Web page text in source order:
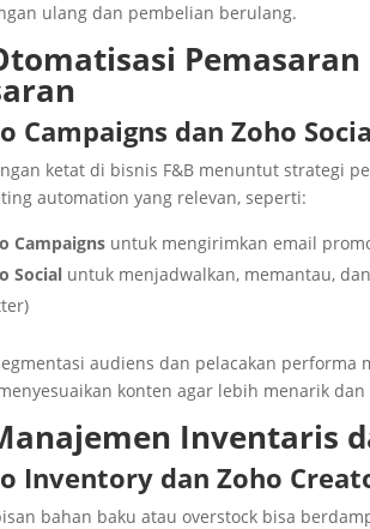
ulang dan pembelian berulang.
Campaigns dan Zoho
ketat di bisnis F&B menuntut strategi
automation yang relevan, seperti:
Campaigns untuk mengirimkan email
Social untuk menjadwalkan, memantau,
audiens dan pelacakan performa
konten agar lebih menarik dan
Inventaris
Inventory dan Zoho
bahan baku atau overstock bisa